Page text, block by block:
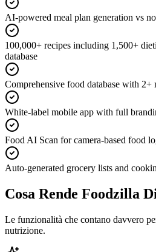
AI-powered meal plan generation vs
100,000+ recipes including 1,500+
database
Comprehensive food database with
White-label mobile app with full
Food AI Scan for camera-based food
Auto-generated grocery lists and
Cosa Rende Foodzilla
Le funzionalità che contano davvero
nutrizione.